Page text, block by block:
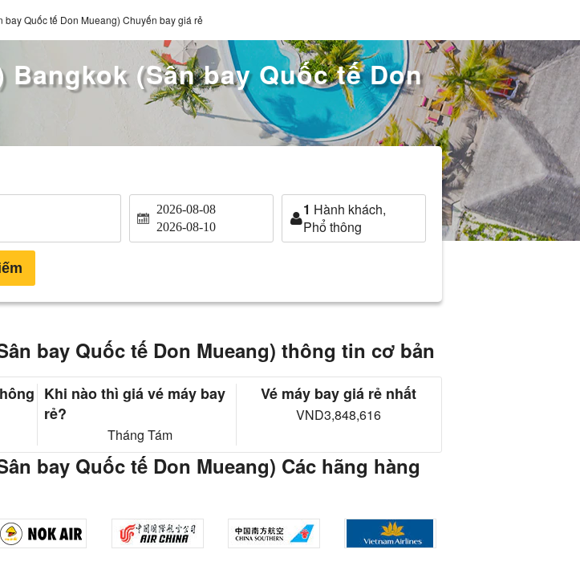
Quốc tế Don Mueang) Chuyến bay giá rẻ
(Sân bay Quốc tế Don
2026-08-08
2026-08-10
1 Hành khách,
Phổ thông
bay Quốc tế Don Mueang) thông tin cơ bản
Khi nào thì giá vé máy bay
rẻ?
Tháng Tám
Vé máy bay giá rẻ nhất
VND3,848,616
bay Quốc tế Don Mueang) Các hãng hàng